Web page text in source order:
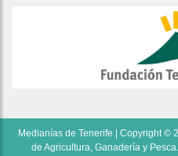
Medianías de Tenerife | Copyright ©
de Agricultura, Ganadería y